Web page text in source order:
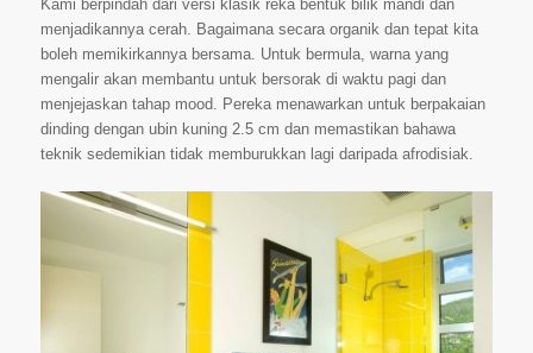
Kami berpindah dari versi klasik reka bentuk bilik mandi dan
menjadikannya cerah. Bagaimana secara organik dan tepat kita
boleh memikirkannya bersama. Untuk bermula, warna yang
mengalir akan membantu untuk bersorak di waktu pagi dan
menjejaskan tahap mood. Pereka menawarkan untuk berpakaian
dinding dengan ubin kuning 2.5 cm dan memastikan bahawa
teknik sedemikian tidak memburukkan lagi daripada afrodisiak.